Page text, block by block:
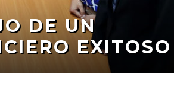
DE UN
EXITOSO